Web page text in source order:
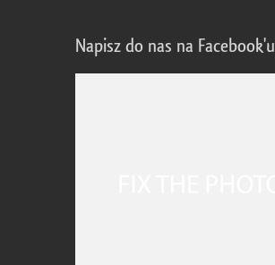
Napisz do nas na Facebook'u